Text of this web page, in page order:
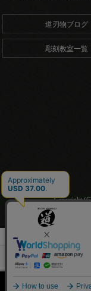
道刃物ブログ
彫刻教室一覧
Copyright
HOME 商品一覧
HOME
商品一覧
HOME
楽